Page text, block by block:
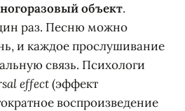
объект.
раз. Песню можно
и каждое прослушивание
связь. Психологи
effect(эффект
воспроизведение